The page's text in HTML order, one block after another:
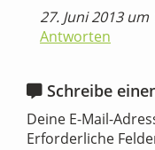
27. Juni 2013 um
Antworten
Schreibe
Deine E-Mail-
Erforderliche